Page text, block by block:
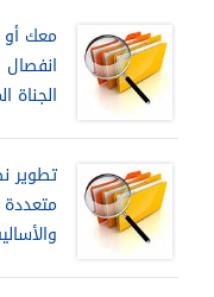
معك أو
انفصال
الجناة
تطوير
متعددة